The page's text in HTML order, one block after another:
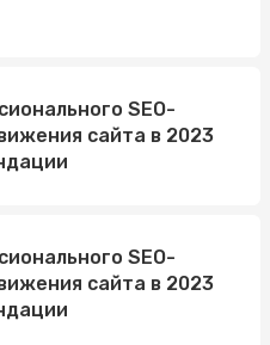
сада и школы?
SEO-
сайта в 2023
SEO-
сайта в 2023